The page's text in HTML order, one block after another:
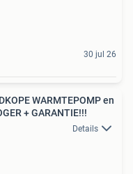
30 jul 26
WARMTEPOMP en
+ GARANTIE!!!
Details